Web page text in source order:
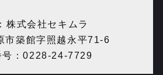
株式会社セキムラ
市築館字照越永平71-6
号：0228-24-7729